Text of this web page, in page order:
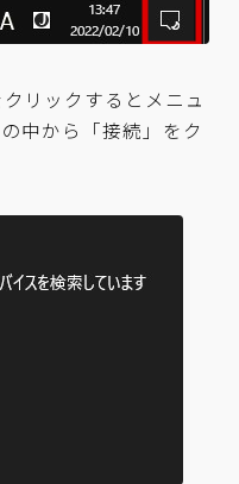
リックするとメニュ
中から「接続」をク